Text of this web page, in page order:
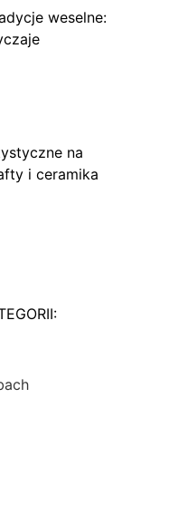
weselne:
na
i ceramika